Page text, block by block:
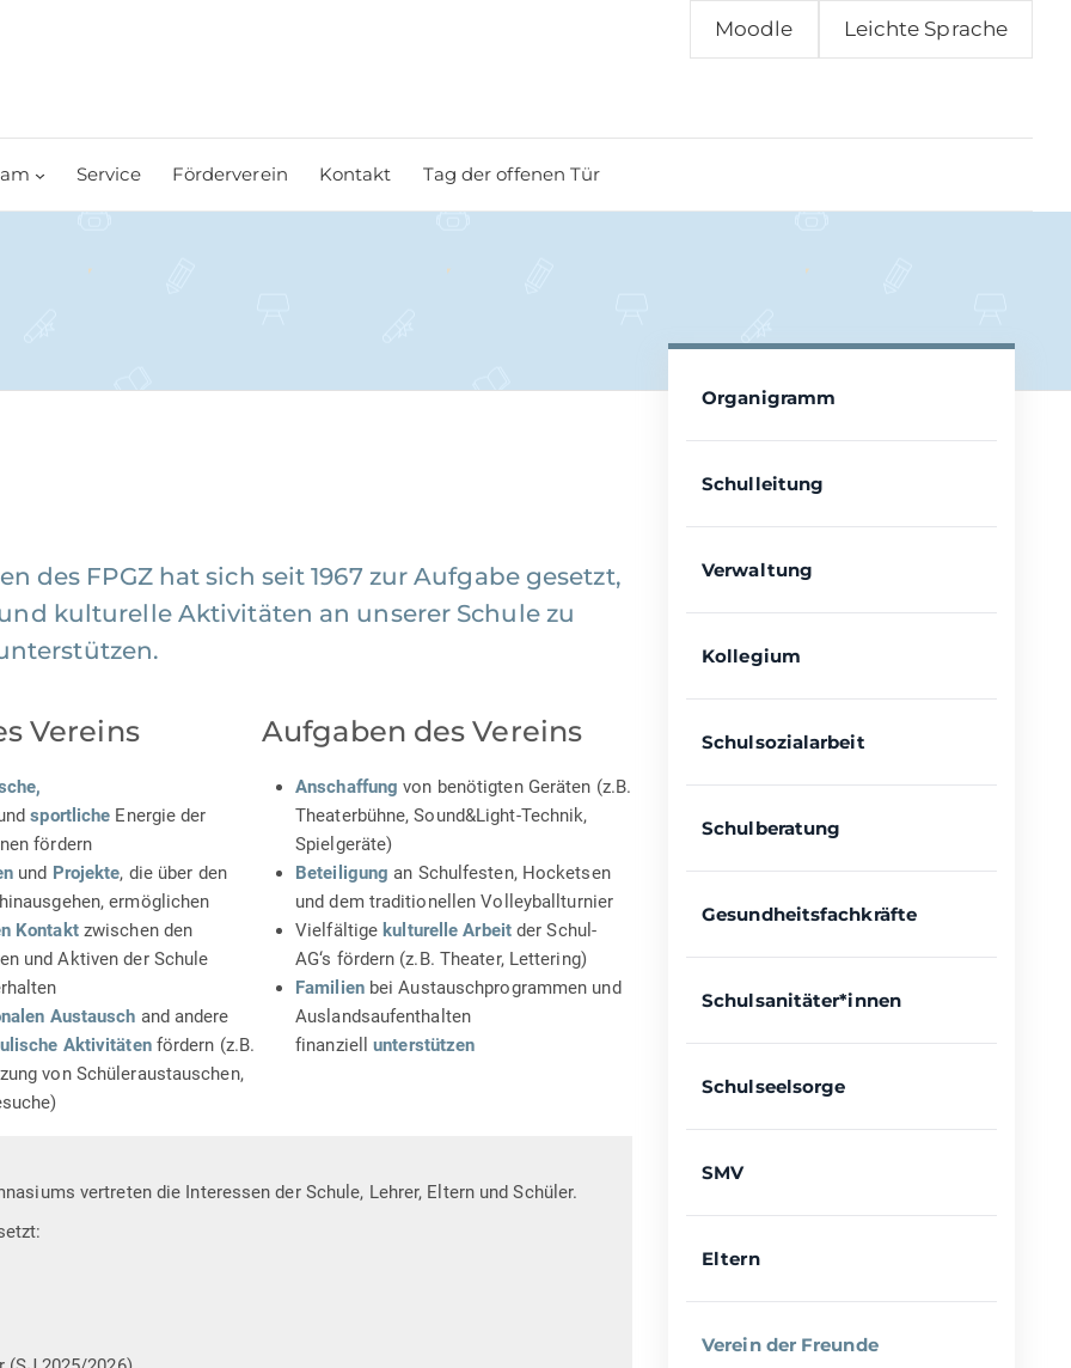
Moodle Leichte Sprache
Service Förderverein Kontakt Tag der offenen Tür
des FPGZ hat sich seit 1967 zur Aufgabe gesetzt,
kulturelle Aktivitäten an unserer Schule zu
Vereins
sportliche Energie der
fördern
und Projekte, die über den
ermöglichen
Kontaktzwischen den
und Aktiven der Schule
Austausch and andere
Aktivitätenfördern (z.B.
von Schüleraustauschen,
Aufgaben des Vereins
Anschaffung von benötigten Geräten (z.B.
Theaterbühne, Sound&Light-Technik,
Spielgeräte)
Beteiligung an Schulfesten, Hocketsen
und dem traditionellen Volleyballturnier
Vielfältige kulturelle Arbeitder Schul-
AG‘s fördern (z.B. Theater, Lettering)
Familienbei Austauschprogrammen und
Auslandsaufenthalten
finanziellunterstützen
vertreten die Interessen der Schule, Lehrer, Eltern und Schüler.
Organigramm
Schulleitung
Verwaltung
Kollegium
Schulsozialarbeit
Schulberatung
Gesundheitsfachkräfte
Schulsanitäter*innen
Schulseelsorge
SMV
Eltern
Verein der Freunde